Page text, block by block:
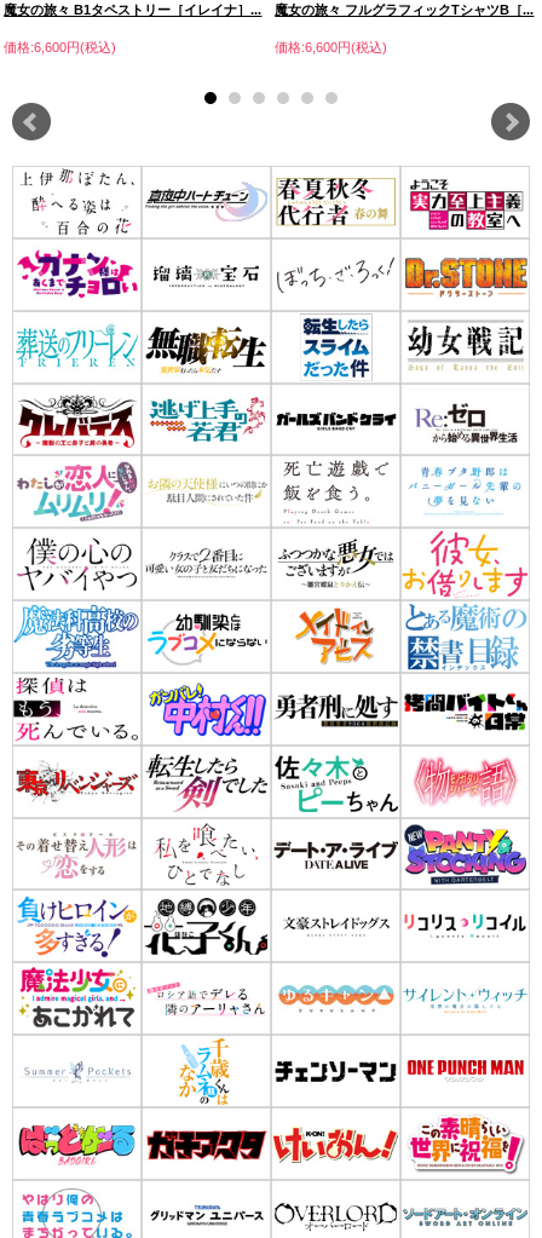
魔女の旅々 B1タペストリー［イレイナ］...
価格:6,600円(税込)
魔女の旅々 フルグラフィックTシャツB［...
価格:6,600円(税込)